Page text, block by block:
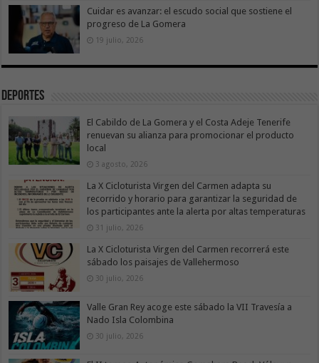
Cuidar es avanzar: el escudo social que sostiene el
progreso de La Gomera
19 julio, 2026
Deportes
El Cabildo de La Gomera y el Costa Adeje Tenerife
renuevan su alianza para promocionar el producto
local
3 agosto, 2026
La X Cicloturista Virgen del Carmen adapta su
recorrido y horario para garantizar la seguridad de
los participantes ante la alerta por altas temperaturas
31 julio, 2026
La X Cicloturista Virgen del Carmen recorrerá este
sábado los paisajes de Vallehermoso
30 julio, 2026
Valle Gran Rey acoge este sábado la VII Travesía a
Nado Isla Colombina
30 julio, 2026